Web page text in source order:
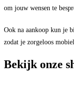
om jouw wensen te
Ook na aankoop kun je
zodat je zorgeloos
Bekijk onze